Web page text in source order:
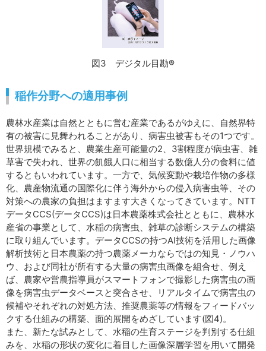
図3 デジタル目勘®
稲作分野への適用事例
農林水産業は自然とともに営む産業であるがゆえに、自然界特
有の被害に見舞われることがあり、病害虫被害もその1つです。
世界規模でみると、農業生産可能量の2、3割程度が病虫害、雑
草害で失われ、世界の飢餓人口に相当する数億人分の食料に値
するともいわれています。一方で、気候変動や栽培作物の多様
化、農産物流通の国際化に伴う海外からの侵入病害虫等、その
対策への農家の負担はますます大きくなってきています。NTT
データCCS(データCCS)は日本農薬株式会社とともに、農林水
産省の事業として、水稲の病害虫、雑草の診断システムの構築
に取り組んでいます。データCCSの持つAI技術を活用した画像
解析技術と日本農薬の持つ農薬メーカならではの知見・ノウハ
ウ、および同社が所有する大量の病害虫画像を組合せ、例え
ば、農家や営農指導員がスマートフォンで撮影した病害虫の画
像を病害虫データベースと突合させ、リアルタイムで病害虫の
候補やそれぞれの対処方法、推奨農薬等の情報をフィードバッ
クする仕組みの構築、面的展開をめざしています(図4)。
また、新たな試みとして、水稲の生育ステージを判別する仕組
みを、水稲の形状の変化に着目した画像深層学習を用いて開発